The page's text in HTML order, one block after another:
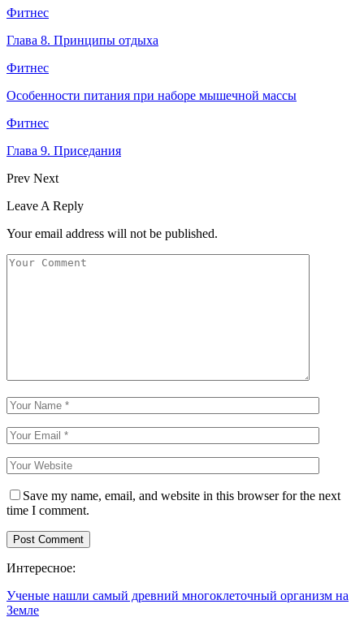
Фитнес
Глава 8. Принципы отдыха
Фитнес
Особенности питания при наборе мышечной массы
Фитнес
Глава 9. Приседания
Prev Next
Leave A Reply
Your email address will not be published.
Save my name, email, and website in this browser for the next
time I comment.
Интересное:
Ученые нашли самый древний многоклеточный организм на
Земле